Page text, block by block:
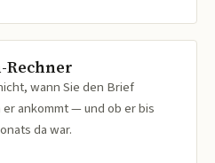
wann Sie den Brief
ankommt — und ob er bis
da war.